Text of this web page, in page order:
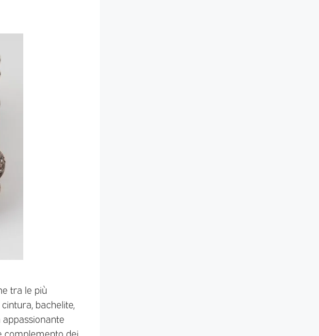
tra le più
bachelite,
appassionante
complemento dei